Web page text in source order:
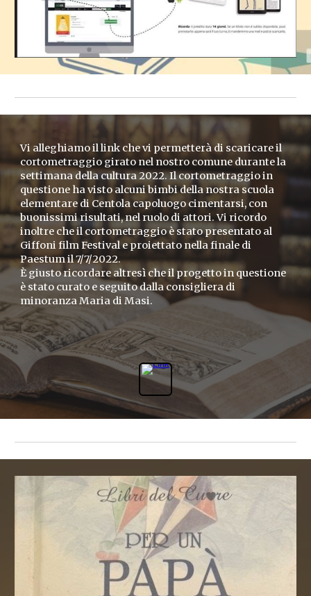
Vi alleghiamo il link che vi permetterà di scaricare il
cortometraggio girato nel nostro comune durante la
settimana della cultura 2022. Il cortometraggio in
questione ha visto alcuni bimbi della nostra scuola
elementare di Centola capoluogo cimentarsi, con
buonissimi risultati, nel ruolo di attori. Vi ricordo
inoltre che il cortometraggio è stato presentato al
Giffoni film Festival e proiettato nella finale di
Paestum il 7/7/2022.
È giusto ricordare altresì che il progetto in questione
è stato curato e seguito dalla consigliera di
minoranza Maria di Masi.